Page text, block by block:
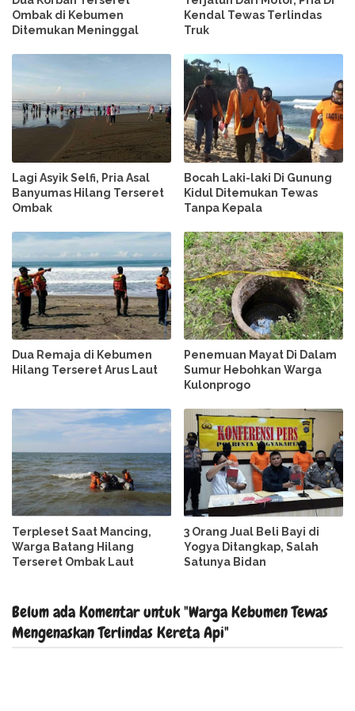
Ombak di Kebumen
Ditemukan Meninggal
Kendal Tewas Terlindas
Truk
Lagi Asyik Selfi, Pria Asal
Banyumas Hilang Terseret
Ombak
Bocah Laki-laki Di Gunung
Kidul Ditemukan Tewas
Tanpa Kepala
Dua Remaja di Kebumen
Hilang Terseret Arus Laut
Penemuan Mayat Di Dalam
Sumur Hebohkan Warga
Kulonprogo
Terpleset Saat Mancing,
Warga Batang Hilang
Terseret Ombak Laut
3 Orang Jual Beli Bayi di
Yogya Ditangkap, Salah
Satunya Bidan
Belum ada Komentar untuk "Warga Kebumen Tewas
Mengenaskan Terlindas Kereta Api"